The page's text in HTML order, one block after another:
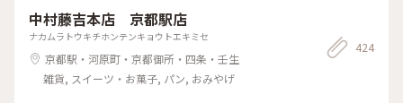
中村藤吉本店 京都駅店
ナカムラトウキチホンテンキョウトエキミセ
京都駅・河原町・京都御所・四条・壬生
雑貨, スイーツ・お菓子, パン, おみやげ
424